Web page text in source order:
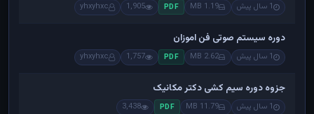
1 سال پیش 1.19 MB
PDF
1,905
yhxyhxc
دوره سیستم صوتی فن اموزان
1 سال پیش 2.62 MB
PDF
1,757
yhxyhxc
جزوه دوره سیم کشی دکتر مکانیک
1 سال پیش 11.79 MB
PDF
3,438